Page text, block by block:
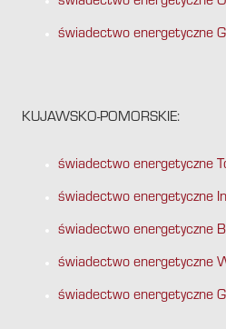
świadectwo energetyczne
KUJAWSKO-POMORSKIE:
świadectwo energetyczne
świadectwo energetyczne
świadectwo energetyczne
świadectwo energetyczne
świadectwo energetyczne